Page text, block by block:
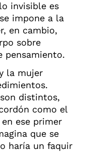
invisible es
impone a la
en cambio,
sobre
pensamiento.
la mujer
distintos,
como el
ese primer
que se
haría un faquir